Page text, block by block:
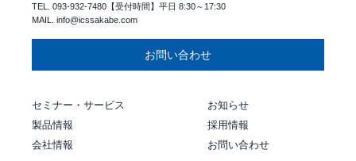
TEL. 093-932-7480【受付時間】平日 8:30～17:30
MAIL. info@icssakabe.com
お問い合わせ
セミナー・サービス
製品情報
会社情報
お知らせ
採用情報
お問い合わせ